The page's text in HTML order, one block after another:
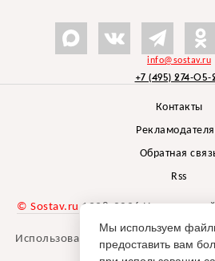
info@sostav.ru
+7 (495) 274-05-
Контакты
Обратная
Rss
© Sostav.ru 1998-2026
агентства
Использование материалов
указании
Мы используем
предоставить вам